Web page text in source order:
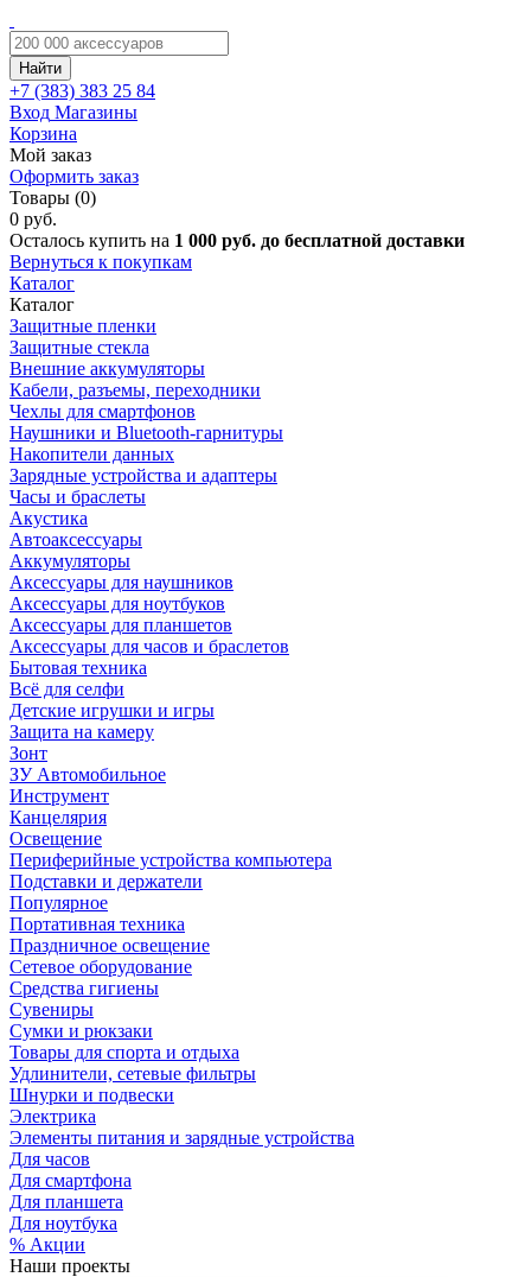
Найти
+7 (383) 383 25 84
Вход Магазины
Корзина
Мой заказ
Оформить заказ
Товары (0)
0 руб.
Осталось купить на 1 000 руб. до бесплатной доставки
Вернуться к покупкам
Каталог
Каталог
Защитные пленки
Защитные стекла
Внешние аккумуляторы
Кабели, разъемы, переходники
Чехлы для смартфонов
Наушники и Bluetooth-гарнитуры
Накопители данных
Зарядные устройства и адаптеры
Часы и браслеты
Акустика
Автоаксессуары
Аккумуляторы
Аксессуары для наушников
Аксессуары для ноутбуков
Аксессуары для планшетов
Аксессуары для часов и браслетов
Бытовая техника
Всё для селфи
Детские игрушки и игры
Защита на камеру
Зонт
ЗУ Автомобильное
Инструмент
Канцелярия
Освещение
Периферийные устройства компьютера
Подставки и держатели
Популярное
Портативная техника
Праздничное освещение
Сетевое оборудование
Средства гигиены
Сувениры
Сумки и рюкзаки
Товары для спорта и отдыха
Удлинители, сетевые фильтры
Шнурки и подвески
Электрика
Элементы питания и зарядные устройства
Для часов
Для смартфона
Для планшета
Для ноутбука
% Акции
Наши проекты